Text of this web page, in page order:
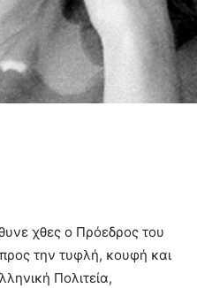
χθες ο Πρόεδρος του
την τυφλή, κουφή και
Πολιτεία,